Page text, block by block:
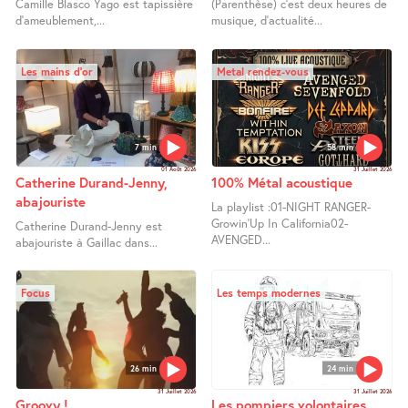
Camille Blasco Yago est tapissière
d’ameublement,...
(Parenthèse) c’est deux heures de
musique, d’actualité...
7 min
Les mains d’or
01 Août 2026
Catherine Durand-Jenny,
abajouriste
Catherine Durand-Jenny est
abajouriste à Gaillac dans...
58 min
Metal rendez-vous
31 Juillet 2026
100% Métal acoustique
La playlist :01-NIGHT RANGER-
Growin’Up In California02-
AVENGED...
26 min
Focus
31 Juillet 2026
Groovy !
24 min
Les temps modernes
31 Juillet 2026
Les pompiers volontaires